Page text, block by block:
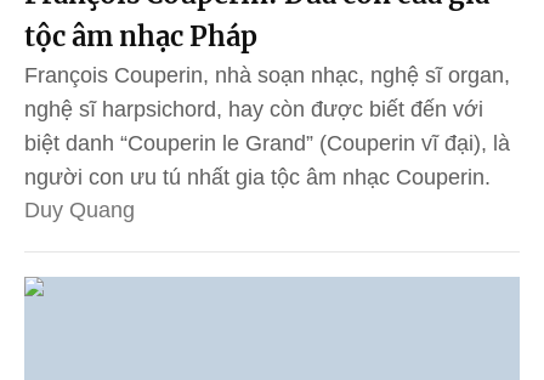
tộc âm nhạc Pháp
François Couperin, nhà soạn nhạc, nghệ sĩ organ,
nghệ sĩ harpsichord, hay còn được biết đến với
biệt danh “Couperin le Grand” (Couperin vĩ đại), là
người con ưu tú nhất gia tộc âm nhạc Couperin.
Duy Quang